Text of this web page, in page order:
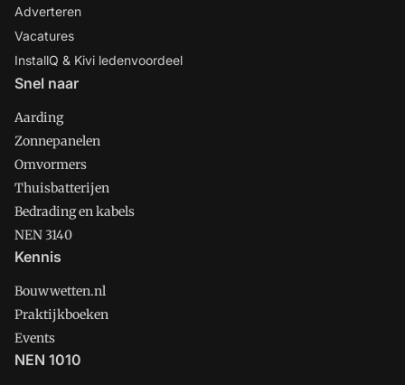
Adverteren
Vacatures
InstallQ & Kivi ledenvoordeel
Snel naar
Aarding
Zonnepanelen
Omvormers
Thuisbatterijen
Bedrading en kabels
NEN 3140
Kennis
Bouwwetten.nl
Praktijkboeken
Events
NEN 1010